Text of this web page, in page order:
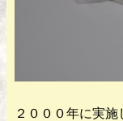
２０００年に実施